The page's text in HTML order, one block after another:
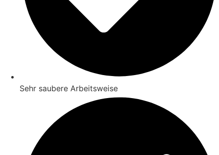
Sehr saubere Arbeitsweise